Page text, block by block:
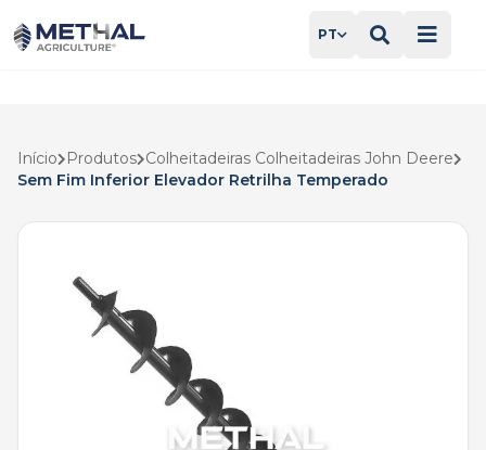
PT
Início Produtos Colheitadeiras Colheitadeiras John Deere
Sem Fim Inferior Elevador Retrilha Temperado